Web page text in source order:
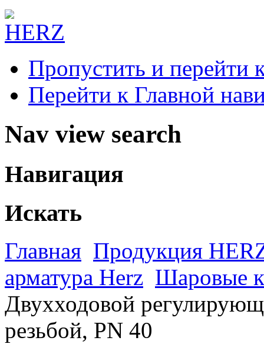
Пропустить и перейти
Перейти к Главной
Nav view search
Навигация
Искать
Главная Продукция
арматура Herz Шаровые
Двухходовой
резьбой, РN 40